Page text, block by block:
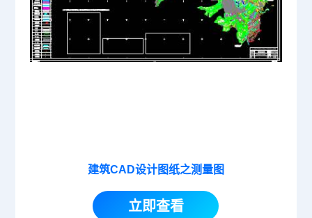
建筑CAD设计图纸之测量图
立即查看